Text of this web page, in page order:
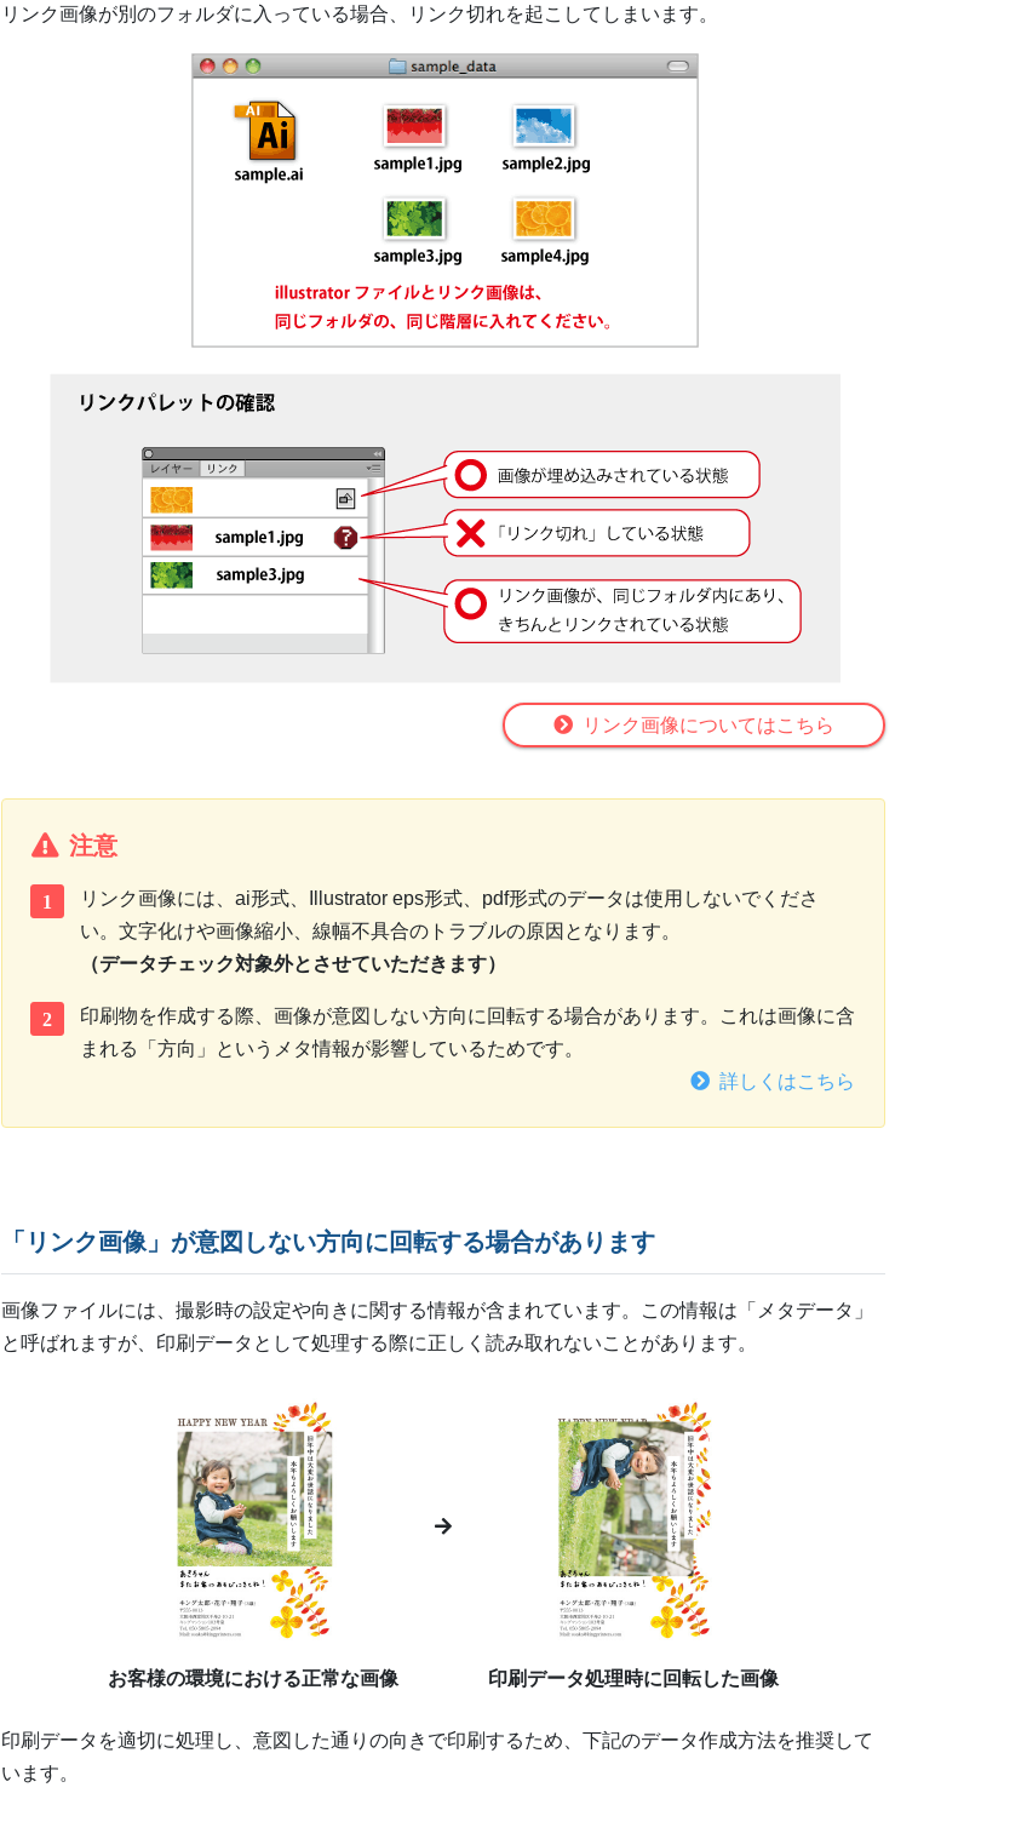
リンク画像が別のフォルダに入っている場合、リンク切れを起こしてしまいます。
リンク画像についてはこちら
注意
1
リンク画像には、ai形式、Illustrator eps形式、pdf形式のデータは使用しないでくださ
い。文字化けや画像縮小、線幅不具合のトラブルの原因となります。
（データチェック対象外とさせていただきます）
2
印刷物を作成する際、画像が意図しない方向に回転する場合があります。これは画像に含
まれる「方向」というメタ情報が影響しているためです。
詳しくはこちら
「リンク画像」が意図しない方向に回転する場合があります
画像ファイルには、撮影時の設定や向きに関する情報が含まれています。この情報は「メタデータ」
と呼ばれますが、印刷データとして処理する際に正しく読み取れないことがあります。
お客様の環境における正常な画像 印刷データ処理時に回転した画像
印刷データを適切に処理し、意図した通りの向きで印刷するため、下記のデータ作成方法を推奨して
います。